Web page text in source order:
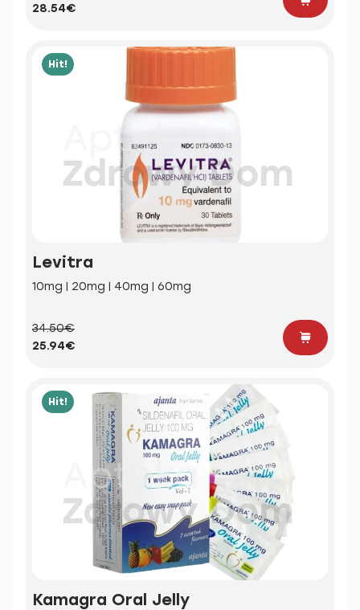
28.54€
Hit!
Levitra
10mg | 20mg | 40mg | 60mg
34.50€
25.94€
Hit!
Kamagra Oral Jelly